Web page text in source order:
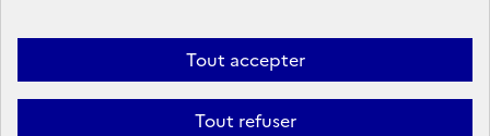
Tout accepter
Tout refuser
service-public.gouv.fr
data.gouv.fr